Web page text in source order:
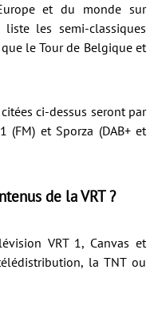
et du monde sur
les semi-classiques
le Tour de Belgique et
ci-dessus seront par
(FM) et Sporza (DAB+ et
de la VRT ?
VRT 1, Canvas et
la TNT ou